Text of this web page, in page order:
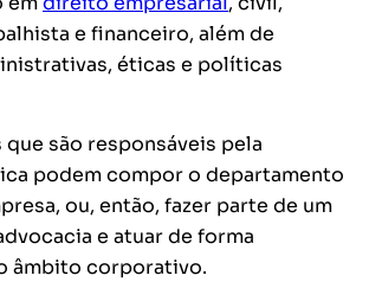
e financeiro, além de
éticas e políticas
que são responsáveis pela
podem compor o departamento
ou, então, fazer parte de um
e atuar de forma
âmbito corporativo.